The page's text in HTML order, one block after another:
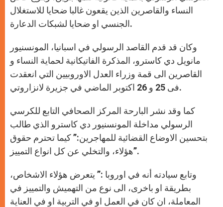
النساء والقاصرين الذين يقعون غالبا ضحايا للاستغلال
الجنسي او ضحايا لشبكات الدعارة.
وكان قد قدم القاصد الرسولي في اسبانيا، المونسنيور
مانويل دي كاسترو، المذكرة الفاتيكانية لحماية النساء و
القاصرين الى قمة وزراء العدل الاوروبيين التي انعقدت
فى 25 و 26 اكتوبر الماضي في جزيرة لانزاروتي.
كما وقد نشر البارحة المركز الصحافي التابع للكرسي
الرسولي مداخلة المونسنيور دي كاسترو الذي طالب
بتحسين الاوضاع القضائية للمهاجرين:” كيما تحترم حقوق
هؤلاء، والتخلي عن كل انواع التمييز”.
وتابع سيادته أنه في اوروبا :” يتعرض هؤلاء الاشخاص،
بطريقة او باخرى، الى نوع من التهميش والتمييز في
المعاملة، ان كان في العمل او في التربية او في العناية